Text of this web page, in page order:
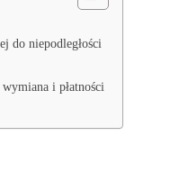
do niepodległości
i płatności